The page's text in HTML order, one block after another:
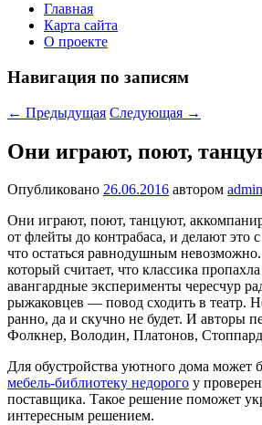
Главная
Карта сайта
О проекте
Навигация по записям
← Предыдущая Следующая →
Они играют, поют,
Опубликовано 26.06.2016 автором admin
Они играют, поют, тан­цуют,
от флей­ты до контрабаса, и де­лают это
что ос­таться равнодушным
который считает, что классика
авангардные эксперименты чересчур
рыжаковцев — повод сходить в театр.
ранно, да и скучно не будет. И авторы
Фолкнер, Володин, Платонов,
Для обустройства уютного дома может
мебель-библиотеку недорого у
поставщика. Такое решение поможет
интересным решением.